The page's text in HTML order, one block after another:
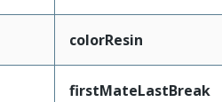
colorResin
firstMateLastBreak